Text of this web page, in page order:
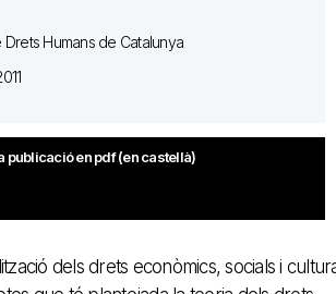
Drets Humans de Catalunya
publicació en pdf (en castellà)
dels drets econòmics, socials i